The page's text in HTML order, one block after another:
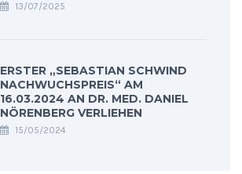
13/07/2025
ERSTER „SEBASTIAN SCHWIND
NACHWUCHSPREIS“ AM
16.03.2024 AN DR. MED. DANIEL
NÖRENBERG VERLIEHEN
15/05/2024